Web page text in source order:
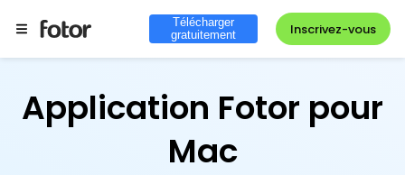
Télécharger
gratuitement
Inscrivez-vous
Application Fotor pour
Mac